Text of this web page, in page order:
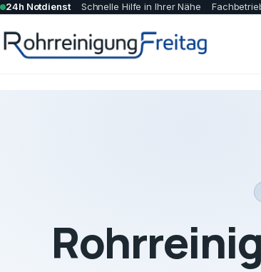
24h Notdienst Schnelle Hilfe in Ihrer Nähe